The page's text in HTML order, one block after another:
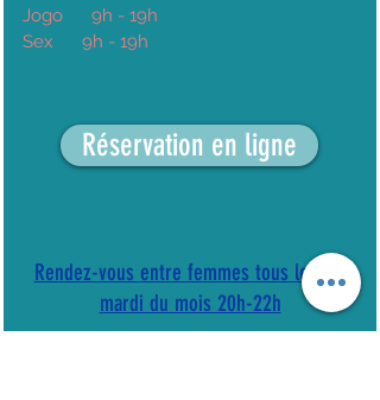
Jogo
9h - 19h
Sex
9h - 19h
Réservation en ligne
Rendez-vous entre femmes tous les 1er
mardi du mois 20h-22h